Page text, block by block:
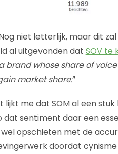
niet letterlijk, maar dit
al uitgevonden dat SOV te
brand whose share of
market share.”
lijkt me dat SOM al een
dat sentiment daar een
opschieten met de
doordat